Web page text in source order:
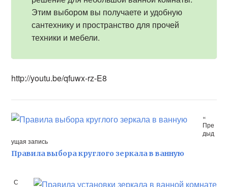
Этим выбором вы получаете и удобную
сантехнику и пространство для прочей
техники и мебели.
http://youtu.be/qfuwx-rz-E8
«
Пре
дыд
ущая запись
Правила выбора круглого зеркала в ванную
С